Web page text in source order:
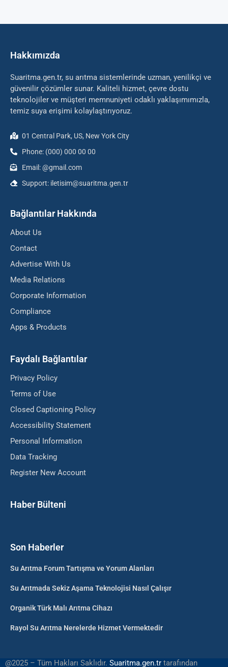
Hakkımızda
Suaritma.gen.tr, su arıtma sistemlerinde uzman, yenilikçi ve
güvenilir çözümler sunar. Kaliteli hizmet, çevre dostu
teknolojiler ve müşteri memnuniyeti odaklı yaklaşımımızla,
temiz suya erişimi kolaylaştırıyoruz.
01 Central Park, US, New York City
Phone: (000) 000 00 00
Email: @gmail.com
Support: iletisim@suaritma.gen.tr
Bağlantılar Hakkında
About Us
Contact
Advertise With Us
Media Relations
Corporate Information
Compliance
Apps & Products
Faydalı Bağlantılar
Privacy Policy
Terms of Use
Closed Captioning Policy
Accessibility Statement
Personal Information
Data Tracking
Register New Account
Haber Bülteni
Son Haberler
Su Arıtma Forum Tartışma ve Yorum Alanları
Su Arıtmada Sekiz Aşama Teknolojisi Nasıl Çalışır
Organik Türk Malı Arıtma Cihazı
Rayol Su Arıtma Nerelerde Hizmet Vermektedir
@2025 – Tüm Hakları Saklıdır. Suaritma.gen.tr tarafından